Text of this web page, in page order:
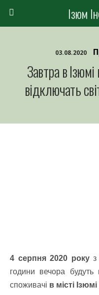
Ізюм
03.08.2020
Завтра в
відключать
4 серпня 2020 рокуз
години вечора будуть
споживачі в місті Ізюмі